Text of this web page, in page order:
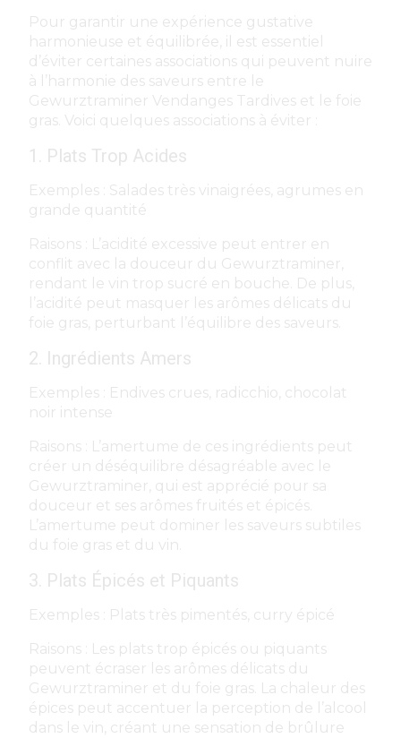
Pour garantir une expérience gustative
harmonieuse et équilibrée, il est essentiel
d’éviter certaines associations qui peuvent nuire
à l’harmonie des saveurs entre le
Gewurztraminer Vendanges Tardives et le foie
gras. Voici quelques associations à éviter :
1. Plats Trop Acides
Exemples : Salades très vinaigrées, agrumes en
grande quantité
Raisons : L’acidité excessive peut entrer en
conflit avec la douceur du Gewurztraminer,
rendant le vin trop sucré en bouche. De plus,
l’acidité peut masquer les arômes délicats du
foie gras, perturbant l’équilibre des saveurs.
2. Ingrédients Amers
Exemples : Endives crues, radicchio, chocolat
noir intense
Raisons : L’amertume de ces ingrédients peut
créer un déséquilibre désagréable avec le
Gewurztraminer, qui est apprécié pour sa
douceur et ses arômes fruités et épicés.
L’amertume peut dominer les saveurs subtiles
du foie gras et du vin.
3. Plats Épicés et Piquants
Exemples : Plats très pimentés, curry épicé
Raisons : Les plats trop épicés ou piquants
peuvent écraser les arômes délicats du
Gewurztraminer et du foie gras. La chaleur des
épices peut accentuer la perception de l’alcool
dans le vin, créant une sensation de brûlure